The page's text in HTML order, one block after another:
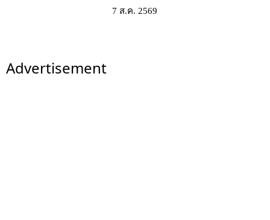
7 ส.ค. 2569
Advertisement